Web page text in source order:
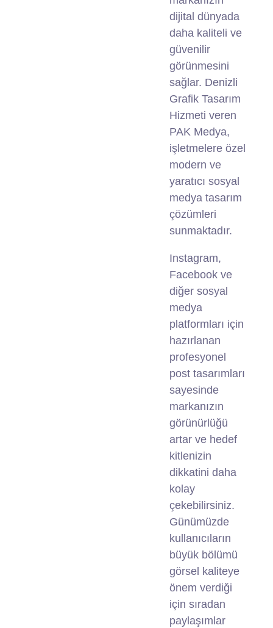
dijital dünyada
daha kaliteli ve
güvenilir
görünmesini
sağlar. Denizli
Grafik Tasarım
Hizmeti veren
PAK Medya,
işletmelere özel
modern ve
yaratıcı sosyal
medya tasarım
çözümleri
sunmaktadır.
Instagram,
Facebook ve
diğer sosyal
medya
platformları için
hazırlanan
profesyonel
post tasarımları
sayesinde
markanızın
görünürlüğü
artar ve hedef
kitlenizin
dikkatini daha
kolay
çekebilirsiniz.
Günümüzde
kullanıcıların
büyük bölümü
görsel kaliteye
önem verdiği
için sıradan
paylaşımlar